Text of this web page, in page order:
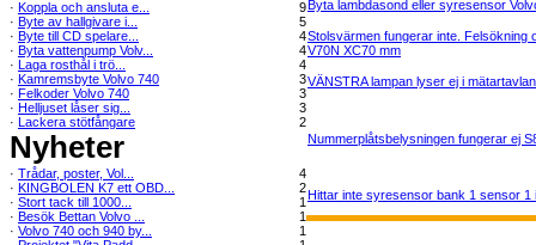
· Koppla och ansluta e...
9
· Byte av hallgivare i...
5
· Byte till CD spelare...
4
· Byta vattenpump Volv...
4
· Laga rosthål i trö...
4
· Kamremsbyte Volvo 740
3
· Felkoder Volvo 740
3
· Helljuset låser sig...
3
· Lackera stötfångare 2
Nyheter
· Trådar, poster, Vol...
4
· KINGBOLEN K7 ett OBD...
2
· Stort tack till 1000...
1
· Besök Bettan Volvo ...
1
· Volvo 740 och 940 by...
1
Byta lambdasond eller syresensor
Stolsvärmen fungerar inte. Felsökning
V70N XC70 mm
VÄNSTRA lampan lyser ej i
Nummerplåtsbelysningen fungerar ej
Hittar inte syresensor bank 1 sensor 1